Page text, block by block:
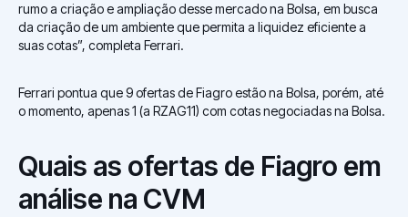
rumo a criação e ampliação desse mercado na Bolsa, em busca
da criação de um ambiente que permita a liquidez eficiente a
suas cotas”, completa Ferrari.
Ferrari pontua que 9 ofertas de Fiagro estão na Bolsa, porém, até
o momento, apenas 1 (a RZAG11) com cotas negociadas na Bolsa.
Quais as ofertas de Fiagro em
análise na CVM